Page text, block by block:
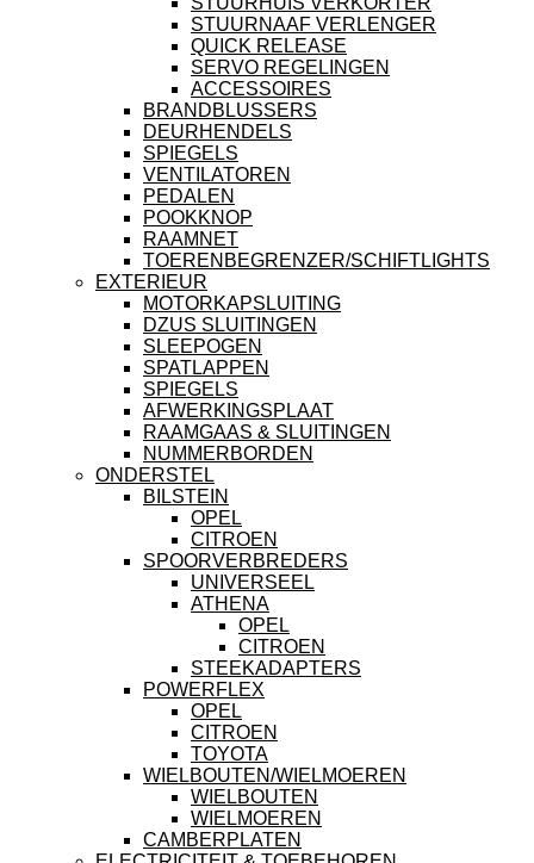
STUURNAAF VERLENGER
QUICK RELEASE
SERVO REGELINGEN
ACCESSOIRES
BRANDBLUSSERS
DEURHENDELS
SPIEGELS
VENTILATOREN
PEDALEN
POOKKNOP
RAAMNET
TOERENBEGRENZER/SCHIFTLIGHTS
EXTERIEUR
MOTORKAPSLUITING
DZUS SLUITINGEN
SLEEPOGEN
SPATLAPPEN
SPIEGELS
AFWERKINGSPLAAT
RAAMGAAS & SLUITINGEN
NUMMERBORDEN
ONDERSTEL
BILSTEIN
OPEL
CITROEN
SPOORVERBREDERS
UNIVERSEEL
ATHENA
OPEL
CITROEN
STEEKADAPTERS
POWERFLEX
OPEL
CITROEN
TOYOTA
WIELBOUTEN/WIELMOEREN
WIELBOUTEN
WIELMOEREN
CAMBERPLATEN